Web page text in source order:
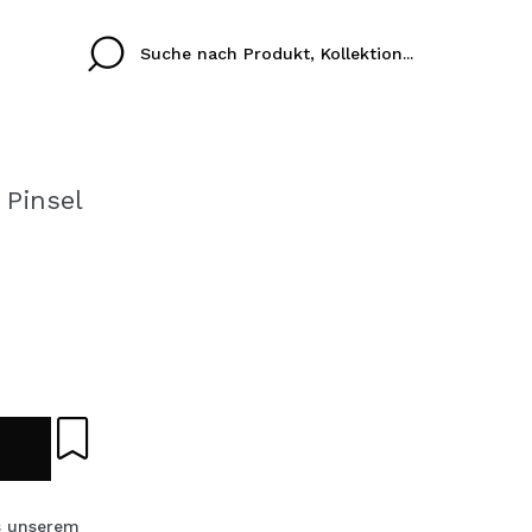
Ich habe hier kein
ICH
Durch die Erstellung
Einkäufe schnell
unserem
colori